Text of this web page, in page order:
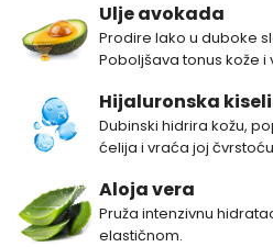
Ulje avokada
Prodire lako u duboke
Poboljšava tonus kože i
Hijaluronska
Dubinski hidrira kožu,
ćelija i vraća joj
Aloja vera
Pruža intenzivnu
elastičnom.